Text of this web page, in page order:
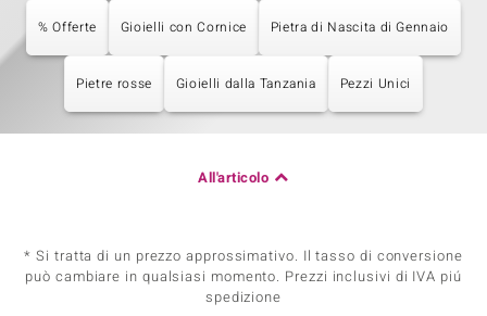
% Offerte Gioielli con Cornice Pietra di Nascita di Gennaio
Pietre rosse Gioielli dalla Tanzania Pezzi Unici
All'articolo
* Si tratta di un prezzo approssimativo. Il tasso di conversione
può cambiare in qualsiasi momento. Prezzi inclusivi di IVA piú
spedizione